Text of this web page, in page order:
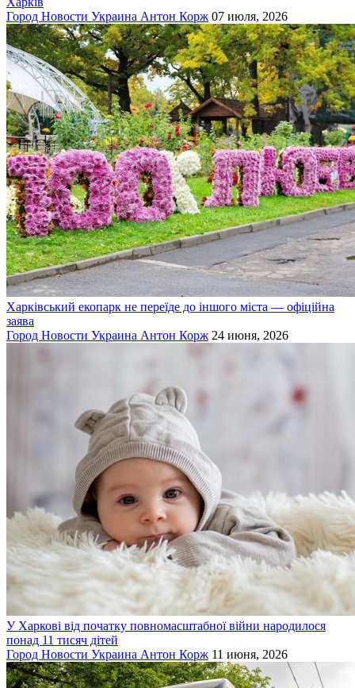
Город Новости Украина Антон Корж 07 июля, 2026
Харківський екопарк не переїде до іншого міста — офіційна
заява
Город Новости Украина Антон Корж 24 июня, 2026
У Харкові від початку повномасштабної війни народилося
понад 11 тисяч дітей
Город Новости Украина Антон Корж 11 июня, 2026